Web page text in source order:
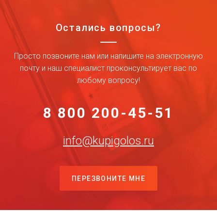
Остались вопросы?
Просто позвоните нам или напишите на электронную
почту и наш специалист проконсультирует вас по
любому вопросу!
8 800 200-45-51
info@kupigolos.ru
ПЕРЕЗВОНИТЕ МНЕ